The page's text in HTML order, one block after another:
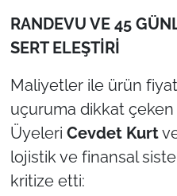
RANDEVU VE 45
SERT ELEŞTİRİ
Maliyetler ile ürün
uçuruma dikkat çeken
Üyeleri Cevdet Kurt
lojistik ve finansal
kritize etti: